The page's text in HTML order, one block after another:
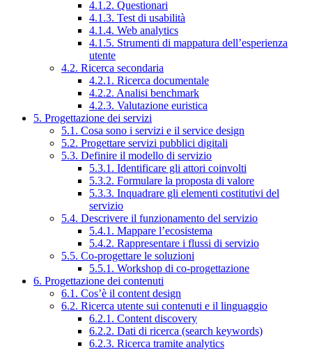
4.1.2. Questionari
4.1.3. Test di usabilità
4.1.4. Web analytics
4.1.5. Strumenti di mappatura dell’esperienza
utente
4.2. Ricerca secondaria
4.2.1. Ricerca documentale
4.2.2. Analisi benchmark
4.2.3. Valutazione euristica
5. Progettazione dei servizi
5.1. Cosa sono i servizi e il service design
5.2. Progettare servizi pubblici digitali
5.3. Definire il modello di servizio
5.3.1. Identificare gli attori coinvolti
5.3.2. Formulare la proposta di valore
5.3.3. Inquadrare gli elementi costitutivi del
servizio
5.4. Descrivere il funzionamento del servizio
5.4.1. Mappare l’ecosistema
5.4.2. Rappresentare i flussi di servizio
5.5. Co-progettare le soluzioni
5.5.1. Workshop di co-progettazione
6. Progettazione dei contenuti
6.1. Cos’è il content design
6.2. Ricerca utente sui contenuti e il linguaggio
6.2.1. Content discovery
6.2.2. Dati di ricerca (search keywords)
6.2.3. Ricerca tramite analytics